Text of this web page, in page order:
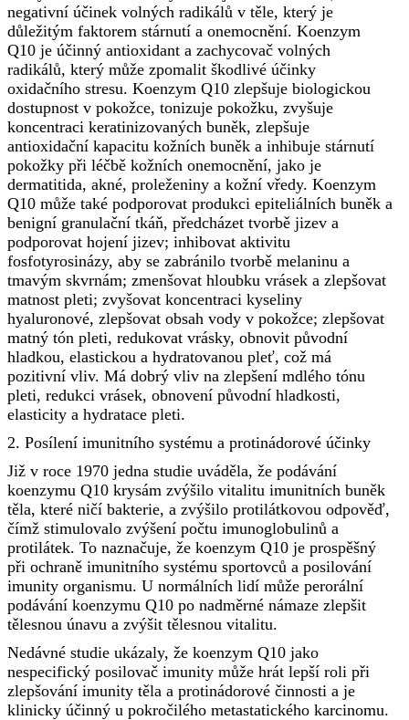
negativní účinek volných radikálů v těle, který je
důležitým faktorem stárnutí a onemocnění. Koenzym
Q10 je účinný antioxidant a zachycovač volných
radikálů, který může zpomalit škodlivé účinky
oxidačního stresu. Koenzym Q10 zlepšuje biologickou
dostupnost v pokožce, tonizuje pokožku, zvyšuje
koncentraci keratinizovaných buněk, zlepšuje
antioxidační kapacitu kožních buněk a inhibuje stárnutí
pokožky při léčbě kožních onemocnění, jako je
dermatitida, akné, proleženiny a kožní vředy. Koenzym
Q10 může také podporovat produkci epiteliálních buněk a
benigní granulační tkáň, předcházet tvorbě jizev a
podporovat hojení jizev; inhibovat aktivitu
fosfotyrosinázy, aby se zabránilo tvorbě melaninu a
tmavým skvrnám; zmenšovat hloubku vrásek a zlepšovat
matnost pleti; zvyšovat koncentraci kyseliny
hyaluronové, zlepšovat obsah vody v pokožce; zlepšovat
matný tón pleti, redukovat vrásky, obnovit původní
hladkou, elastickou a hydratovanou pleť, což má
pozitivní vliv. Má dobrý vliv na zlepšení mdlého tónu
pleti, redukci vrásek, obnovení původní hladkosti,
elasticity a hydratace pleti.
2. Posílení imunitního systému a protinádorové účinky
Již v roce 1970 jedna studie uváděla, že podávání
koenzymu Q10 krysám zvýšilo vitalitu imunitních buněk
těla, které ničí bakterie, a zvýšilo protilátkovou odpověď,
čímž stimulovalo zvýšení počtu imunoglobulinů a
protilátek. To naznačuje, že koenzym Q10 je prospěšný
při ochraně imunitního systému sportovců a posilování
imunity organismu. U normálních lidí může perorální
podávání koenzymu Q10 po nadměrné námaze zlepšit
tělesnou únavu a zvýšit tělesnou vitalitu.
Nedávné studie ukázaly, že koenzym Q10 jako
nespecifický posilovač imunity může hrát lepší roli při
zlepšování imunity těla a protinádorové činnosti a je
klinicky účinný u pokročilého metastatického karcinomu.